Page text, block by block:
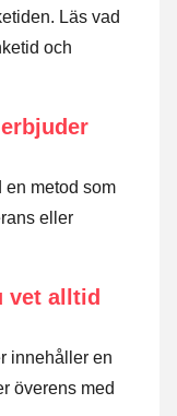
Läs vad
och
en metod som
eller
vet alltid
innehåller en
överens med